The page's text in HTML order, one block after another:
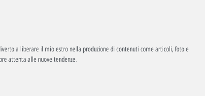
a liberare il mio estro nella produzione di contenuti come articoli, foto e
attenta alle nuove tendenze.